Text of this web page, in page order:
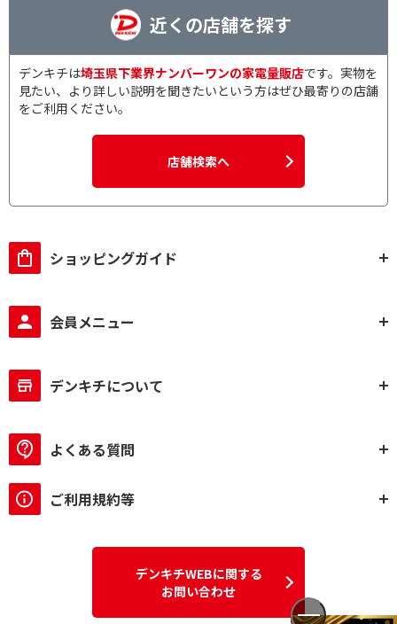
近くの店舗を探す
デンキチは埼玉県下業界ナンバーワンの家電量販店です。実物を
見たい、より詳しい説明を聞きたいという方はぜひ最寄りの店舗
をご利用ください。
店舗検索へ
ショッピングガイド
会員メニュー
デンキチについて
よくある質問
ご利用規約等
デンキチWEBに関する
お問い合わせ